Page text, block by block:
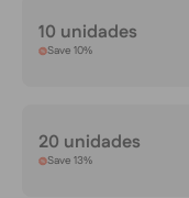
10 unidades
Save 10%
20 unidades
Save 13%